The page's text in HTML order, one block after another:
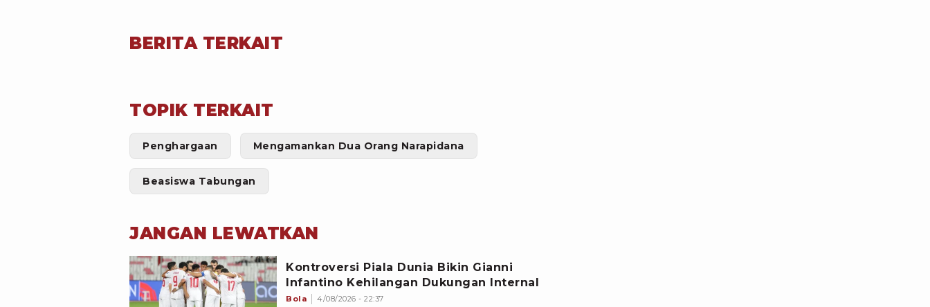
BERITA TERKAIT
TOPIK TERKAIT
Penghargaan Mengamankan Dua Orang Narapidana
Beasiswa Tabungan
JANGAN LEWATKAN
Kontroversi Piala Dunia Bikin Gianni
Infantino Kehilangan Dukungan Internal
Bola 4/08/2026 - 22:37